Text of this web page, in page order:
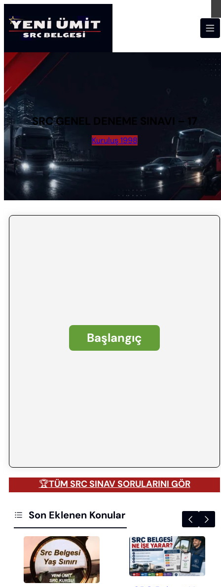
SRC GENEL DENEME SINAVI – 17
Kuruluş 1998
🏆TÜM SRC SINAV SORULARINI GÖR
Son Eklenen Konular